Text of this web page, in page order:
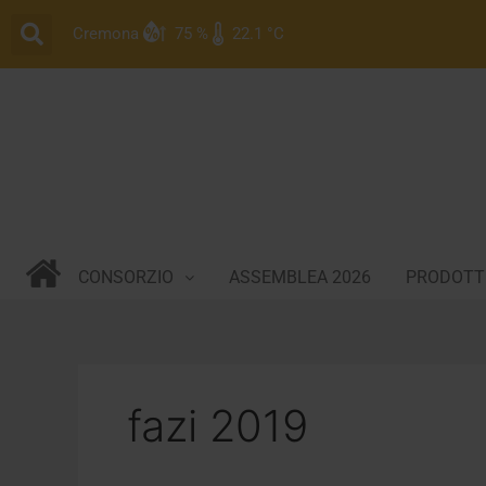
contenuto
Cremona 75 % 22.1 °C
CONSORZIO ASSEMBLEA 2026
fazi 2019